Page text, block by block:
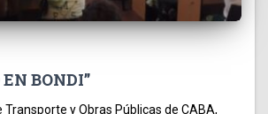
BONDI”
Transporte y Obras Públicas de CABA,